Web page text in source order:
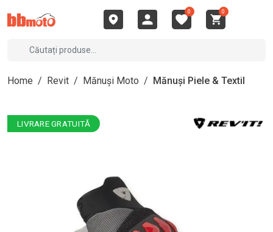
0 0
Home / Revit / Mănuși Moto / Mănuși Piele & Textil
LIVRARE GRATUITĂ